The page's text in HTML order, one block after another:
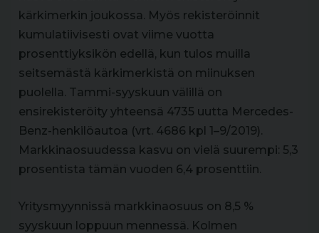
kärkimerkin joukossa. Myös rekisteröinnit
kumulatiivisesti ovat viime vuotta
prosenttiyksikön edellä, kun tulos muilla
seitsemästä kärkimerkistä on miinuksen
puolella. Tammi-syyskuun välillä on
ensirekisteröity yhteensä 4735 uutta Mercedes-
Benz-henkilöautoa (vrt. 4686 kpl 1–9/2019).
Markkinaosuudessa kasvu on vielä suurempi: 5,3
prosentista tämän vuoden 6,4 prosenttiin.
Yritysmyynnissä markkinaosuus on 8,5 %
syyskuun loppuun mennessä. Kolmen